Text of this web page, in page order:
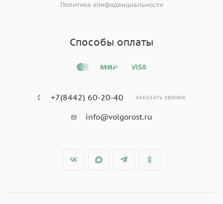
Политика конфиденциальности
Способы оплаты
+7(8442) 60-20-40 ЗАКАЗАТЬ ЗВОНОК
info@volgorost.ru